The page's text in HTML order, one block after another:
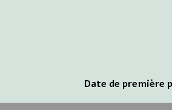
Date de première